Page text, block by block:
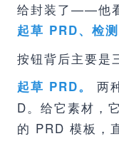
给封装了——他
起草 PRD、检
按钮背后主要是
起草 PRD。
两
D。给它素材，
的 PRD 模板，